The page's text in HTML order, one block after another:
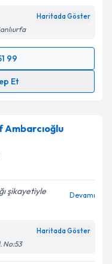
Haritada Göster
99
Et
posta ile
ilişkin
belirtilen
ediyorum.
Ambarcıoğlu
şikayetiyle
Devamı
Haritada Göster
No:53